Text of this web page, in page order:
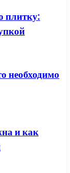
плитку:
необходимо
и как